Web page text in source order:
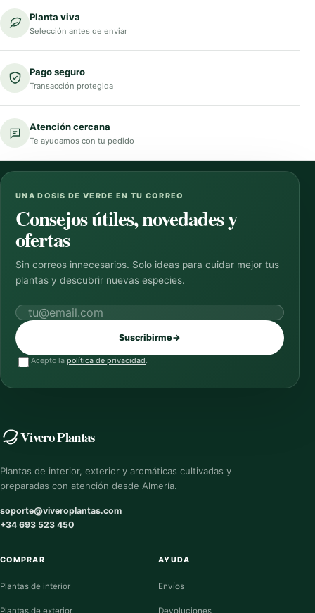
Planta viva
Selección antes de enviar
Pago seguro
Transacción protegida
Atención cercana
Te ayudamos con tu pedido
UNA DOSIS DE VERDE EN TU CORREO
Consejos útiles, novedades y
ofertas
Sin correos innecesarios. Solo ideas para cuidar mejor tus
plantas y descubrir nuevas especies.
Correo electrónico
Suscribirme→
Acepto la política de privacidad.
Vivero Plantas
Plantas de interior, exterior y aromáticas cultivadas y
preparadas con atención desde Almería.
soporte@viveroplantas.com
+34 693 523 450
COMPRAR
Plantas de interior
Plantas de exterior
AYUDA
Envíos
Devoluciones